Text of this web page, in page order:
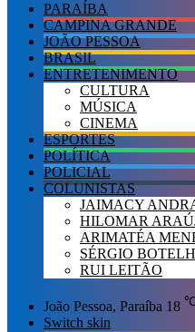
PARAÍBA
CAMPINA GRANDE
JOÃO PESSOA
BRASIL
ENTRETENIMENTO
CULTURA
MÚSICA
CINEMA
ESPORTES
POLÍTICA
POLICIAL
COLUNISTAS
JAIMACY
HILOMAR
ARIMATÉA
SÉRGIO
RUI LEITÃO
João Pessoa, Paraíba 18 ℃
Switch skin